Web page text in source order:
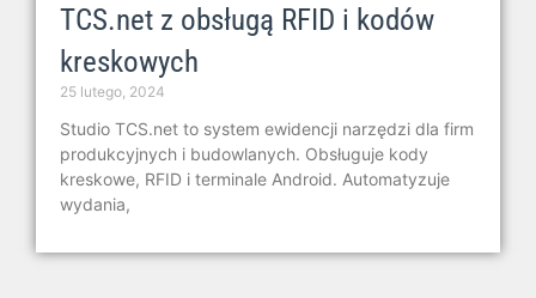
TCS.net z obsługą RFID i kodów
kreskowych
25 lutego, 2024
Studio TCS.net to system ewidencji narzędzi dla firm
produkcyjnych i budowlanych. Obsługuje kody
kreskowe, RFID i terminale Android. Automatyzuje
wydania,